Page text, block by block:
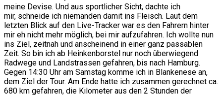
meine Devise. Und aus sportlicher Sicht, dachte ich
mir, schneide ich niemanden damit ins Fleisch. Laut dem
letzten Blick auf den Live-Tracker war es den Fahrern hinter
mir eh nicht mehr möglich, bei mir aufzufahren. Ich wollte nun
ins Ziel, zeitnah und anscheinend in einer ganz passablen
Zeit. So bin ich ab Heinkenborstel nur noch überwiegend
Radwege und Landstrassen gefahren, bis nach Hamburg.
Gegen 14:30 Uhr am Samstag komme ich in Blankenese an,
dem Ziel der Tour. Am Ende hatte ich zusammen gerechnet ca.
680 km gefahren, die Kilometer aus den 2 Stunden der